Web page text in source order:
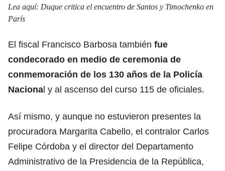
Lea aquí: Duque critica el encuentro de Santos y Timochenko en
París
El fiscal Francisco Barbosa también fue
condecorado en medio de ceremonia de
conmemoración de los 130 años de la Policía
Nacional y al ascenso del curso 115 de oficiales.
Así mismo, y aunque no estuvieron presentes la
procuradora Margarita Cabello, el contralor Carlos
Felipe Córdoba y el director del Departamento
Administrativo de la Presidencia de la República,